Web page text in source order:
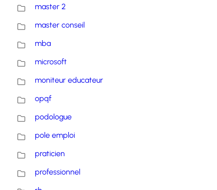
master 2
master conseil
mba
microsoft
moniteur educateur
opqf
podologue
pole emploi
praticien
professionnel